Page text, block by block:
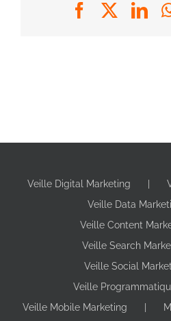
Facebook
Veille Digital Marketing
Veille Data
Veille Content
Veille Search
Veille Social
Veille
Veille Mobile Marketing